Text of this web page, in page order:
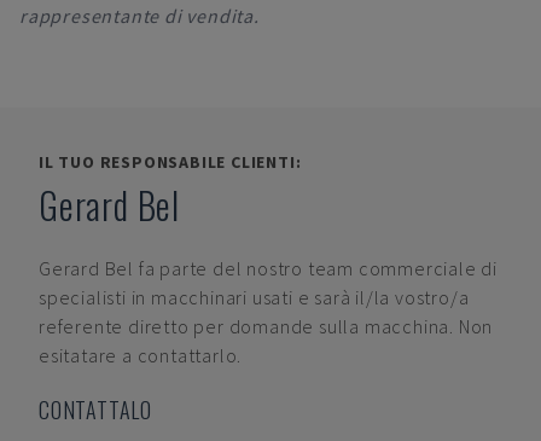
rappresentante di vendita.
IL TUO RESPONSABILE CLIENTI:
Gerard Bel
Gerard Bel fa parte del nostro team commerciale di
specialisti in macchinari usati e sarà il/la vostro/a
referente diretto per domande sulla macchina. Non
esitatare a contattarlo.
CONTATTALO